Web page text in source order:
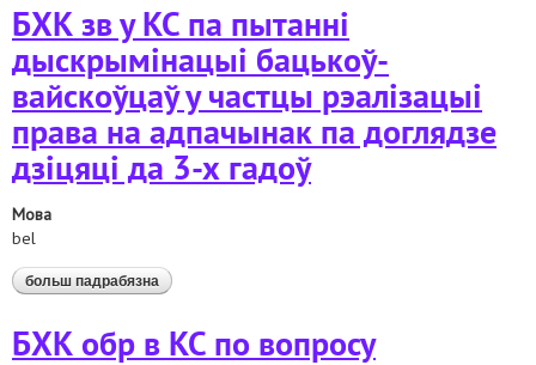
БХК зв у КС па пытанні
дыскрымінацыі бацькоў-
вайскоўцаў у частцы рэалізацыі
права на адпачынак па доглядзе
дзіцяці да 3-х гадоў
Мова
bel
больш падрабязна аб бхк зв у кс па пытанні дыскрымінацыі бацькоў-
вайскоўцаў у частцы рэалізацыі права на
БХК обр в КС по вопросу